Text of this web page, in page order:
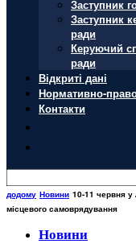
Заступник
Заступник
ради
Керуючий
ради
Відкриті дані
Нормативно-
Контакти
додому Новини 10-11 червня у
місцевого самоврядування
Новини